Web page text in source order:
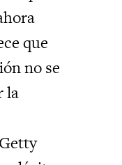
que
no se
la